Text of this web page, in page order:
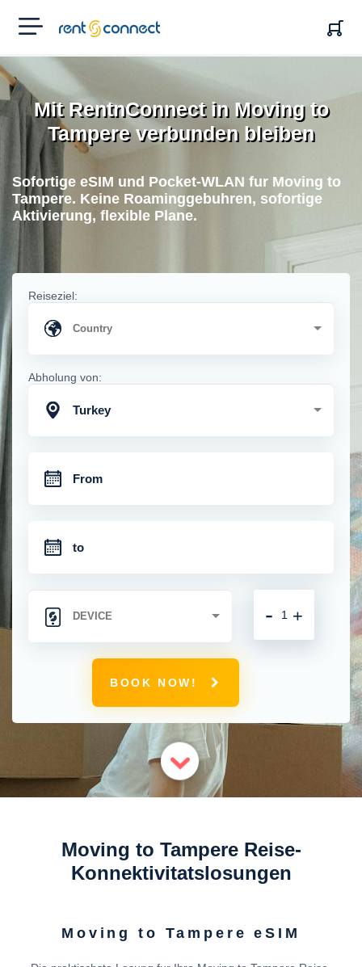
RENT'N
CONNECT
Mit RentnConnect in Moving to
Tampere verbunden bleiben
Sofortige eSIM und Pocket-WLAN fur Moving to
Tampere. Keine Roaminggebuhren, sofortige
Aktivierung, flexible Plane.
Reiseziel:
Abholung von:
Turkey
+
-
BOOK NOW!
Moving to Tampere Reise-
Konnektivitatslosungen
Moving to Tampere eSIM